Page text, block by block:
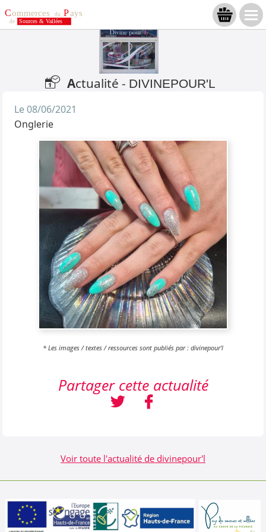
Actualité - DIVINEPOUR'L
Le 08/06/2021
Onglerie
* Les images / textes / ressources sont publiés par : divinepour'l
Partager cette actualité
Voir toute l'actualité de divinepour'l